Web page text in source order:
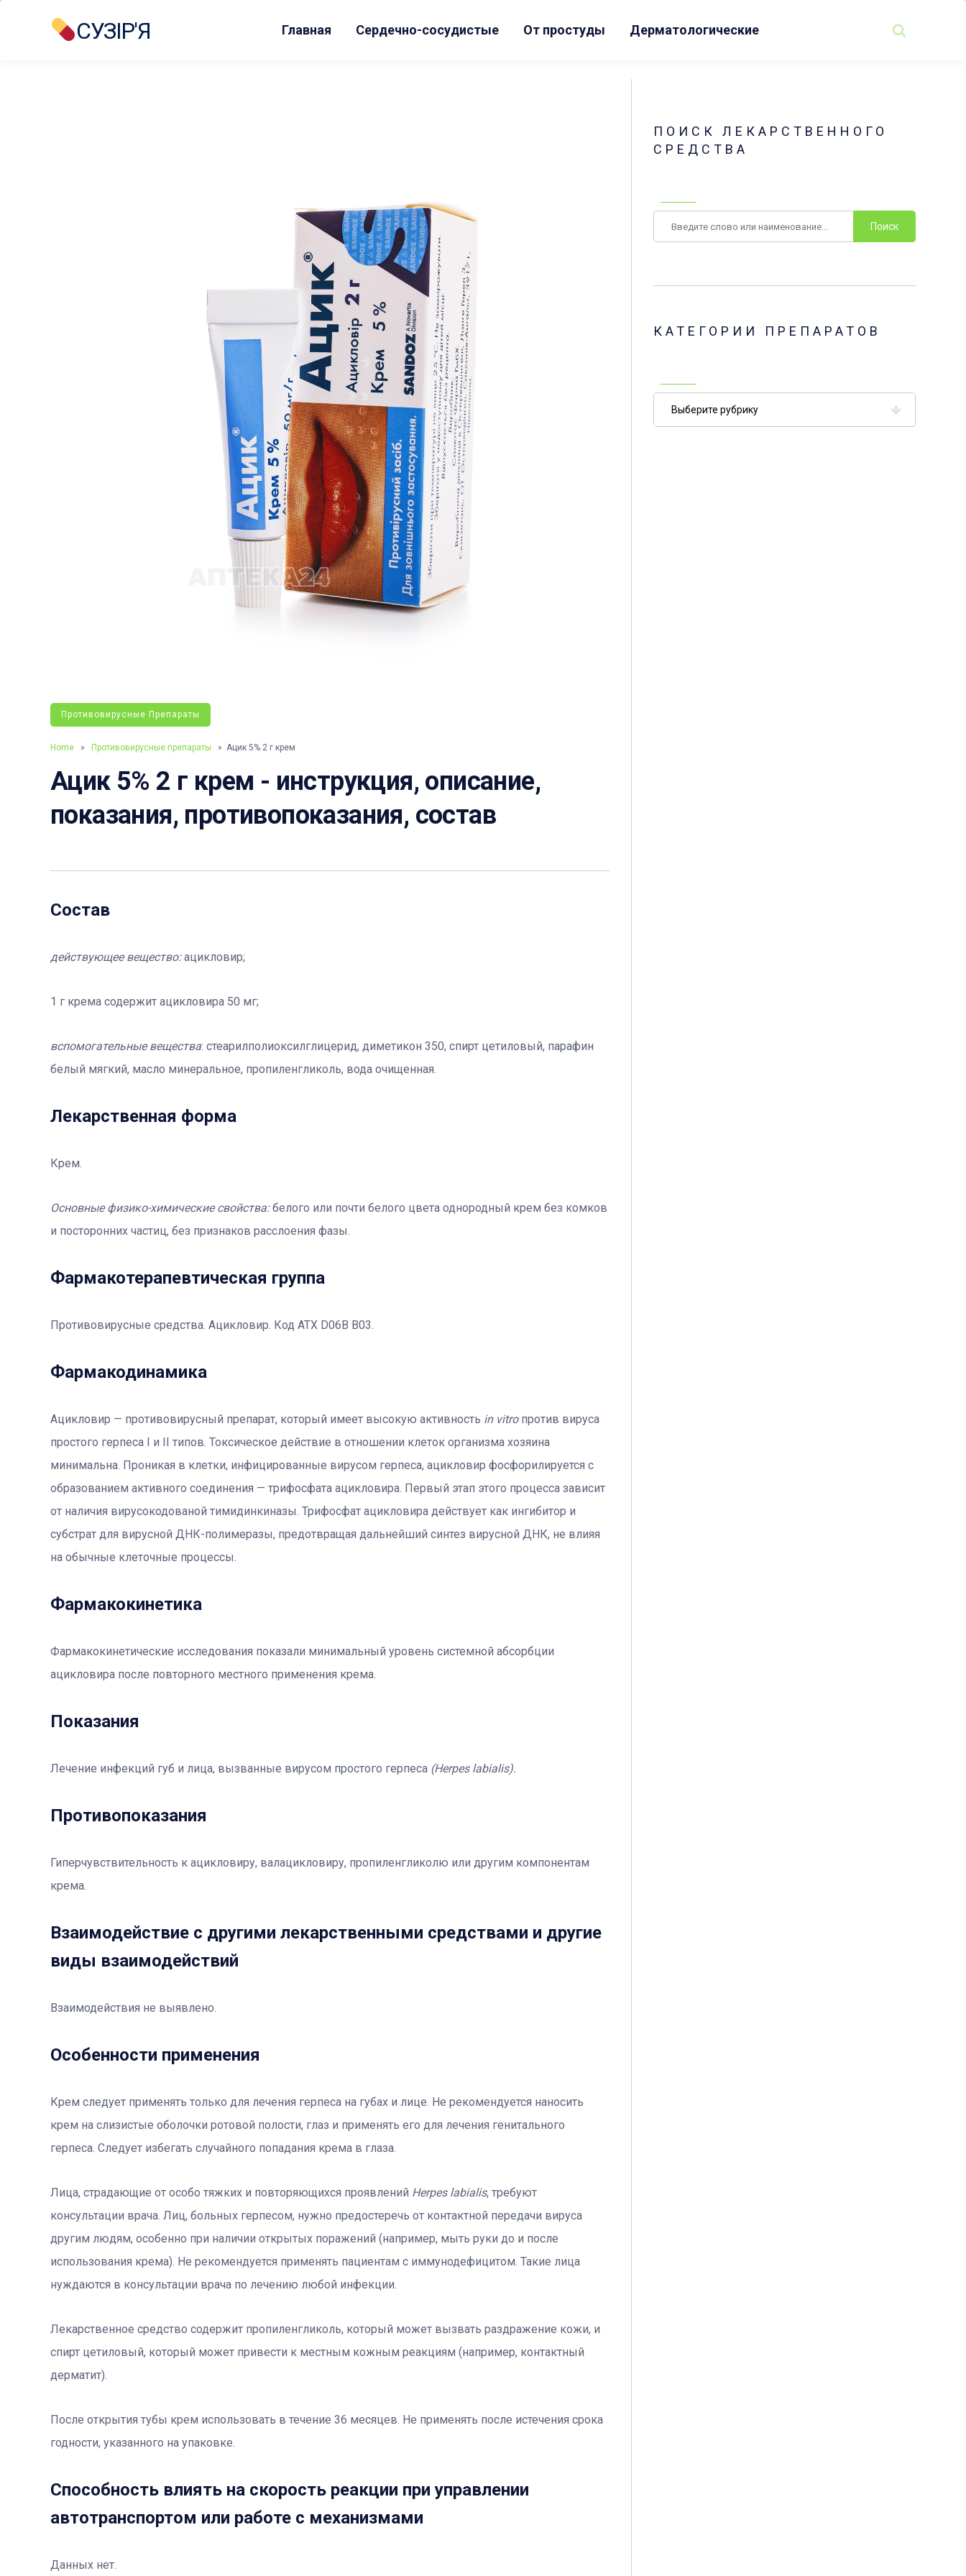
СУЗІР'Я Главная Сердечно-сосудистые От простуды Дерматологические
Противовирусные Препараты
Home » Противовирусные препараты » Ацик 5% 2 г крем
Ацик 5% 2 г крем - инструкция, описание,
показания, противопоказания, состав
Состав
действующее вещество:ацикловир;
1 г крема содержит ацикловира 50 мг;
вспомогательные вещества: cтеарилполиоксилглицерид, диметикон 350, спирт цетиловый, парафин
белый мягкий, масло минеральное, пропиленгликоль, вода очищенная.
Лекарственная форма
Крем.
Основные физико-химические свойства:белого или почти белого цвета однородный крем без комков
и посторонних частиц, без признаков расслоения фазы.
Фармакотерапевтичеcкая группа
Противовирусные средства. Ацикловир. Код АТX D06B B03.
Фармакодинамика
Ацикловир — противовирусный препарат, который имеет высокую активность in vitroпротив вируса
простого герпеса I и II типов. Токсическое действие в отношении клеток организма хозяина
минимальна. Проникая в клетки, инфицированные вирусом герпеса, ацикловир фосфорилируется с
образованием активного соединения — трифосфата ацикловира. Первый этап этого процесса зависит
от наличия вирусокодованой тимидинкиназы. Трифосфат ацикловира действует как ингибитор и
субстрат для вирусной ДНК-полимеразы, предотвращая дальнейший синтез вирусной ДНК, не влияя
на обычные клеточные процессы.
Фармакокинетика
Фармакокинетические исследования показали минимальный уровень системной абсорбции
ацикловира после повторного местного применения крема.
Показания
Лечение инфекций губ и лица, вызванные вирусом простого герпеса (Herpes labialis).
Противопоказания
Гиперчувствительность к ацикловиру, валацикловиру, пропиленгликолю или другим компонентам
крема.
Взаимодействие с другими лекарственными средствами и другие
виды взаимодействий
Взаимодействия не выявлено.
Особенности применения
Крем следует применять только для лечения герпеса на губах и лице. Не рекомендуется наносить
крем на слизистые оболочки ротовой полости, глаз и применять его для лечения генитального
герпеса. Следует избегать случайного попадания крема в глаза.
Лица, страдающие от особо тяжких и повторяющихся проявлений Herpes labialis, требуют
консультации врача. Лиц, больных герпесом, нужно предостеречь от контактной передачи вируса
другим людям, особенно при наличии открытых поражений (например, мыть руки до и после
использования крема). Не рекомендуется применять пациентам с иммунодефицитом. Такие лица
нуждаются в консультации врача по лечению любой инфекции.
Лекарственное средство содержит пропиленгликоль, который может вызвать раздражение кожи, и
спирт цетиловый, который может привести к местным кожным реакциям (например, контактный
дерматит).
После открытия тубы крем использовать в течение 36 месяцев. Не применять после истечения срока
годности, указанного на упаковке.
Способность влиять на скорость реакции при управлении
автотранспортом или работе с механизмами
Данных нет.
ПОИСК ЛЕКАРСТВЕННОГО
СРЕДСТВА
КАТЕГОРИИ ПРЕПАРАТОВ
препаратов